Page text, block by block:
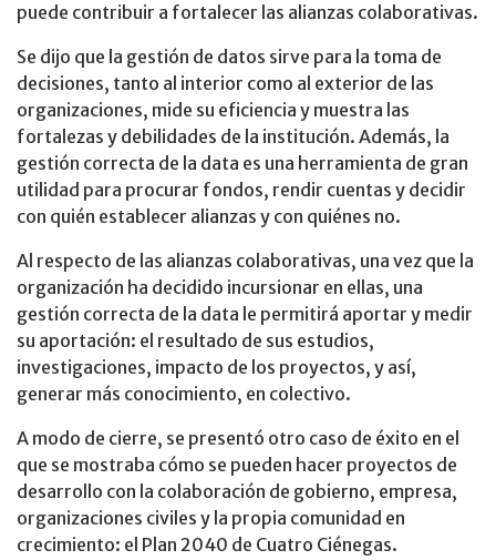
puede contribuir a fortalecer las alianzas colaborativas.
Se dijo que la gestión de datos sirve para la toma de
decisiones, tanto al interior como al exterior de las
organizaciones, mide su eficiencia y muestra las
fortalezas y debilidades de la institución. Además, la
gestión correcta de la data es una herramienta de gran
utilidad para procurar fondos, rendir cuentas y decidir
con quién establecer alianzas y con quiénes no.
Al respecto de las alianzas colaborativas, una vez que la
organización ha decidido incursionar en ellas, una
gestión correcta de la data le permitirá aportar y medir
su aportación: el resultado de sus estudios,
investigaciones, impacto de los proyectos, y así,
generar más conocimiento, en colectivo.
A modo de cierre, se presentó otro caso de éxito en el
que se mostraba cómo se pueden hacer proyectos de
desarrollo con la colaboración de gobierno, empresa,
organizaciones civiles y la propia comunidad en
crecimiento: el Plan 2040 de Cuatro Ciénegas.